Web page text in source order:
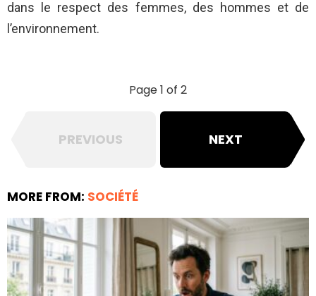
dans le respect des femmes, des hommes et de
l’environnement.
Page 1 of 2
PREVIOUS NEXT
MORE FROM: SOCIÉTÉ